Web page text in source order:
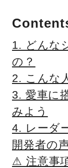
1. どんな
の？
2. こんな
3. 愛車に
みよう
4. レーダ
開発者の
⚠ 注意事